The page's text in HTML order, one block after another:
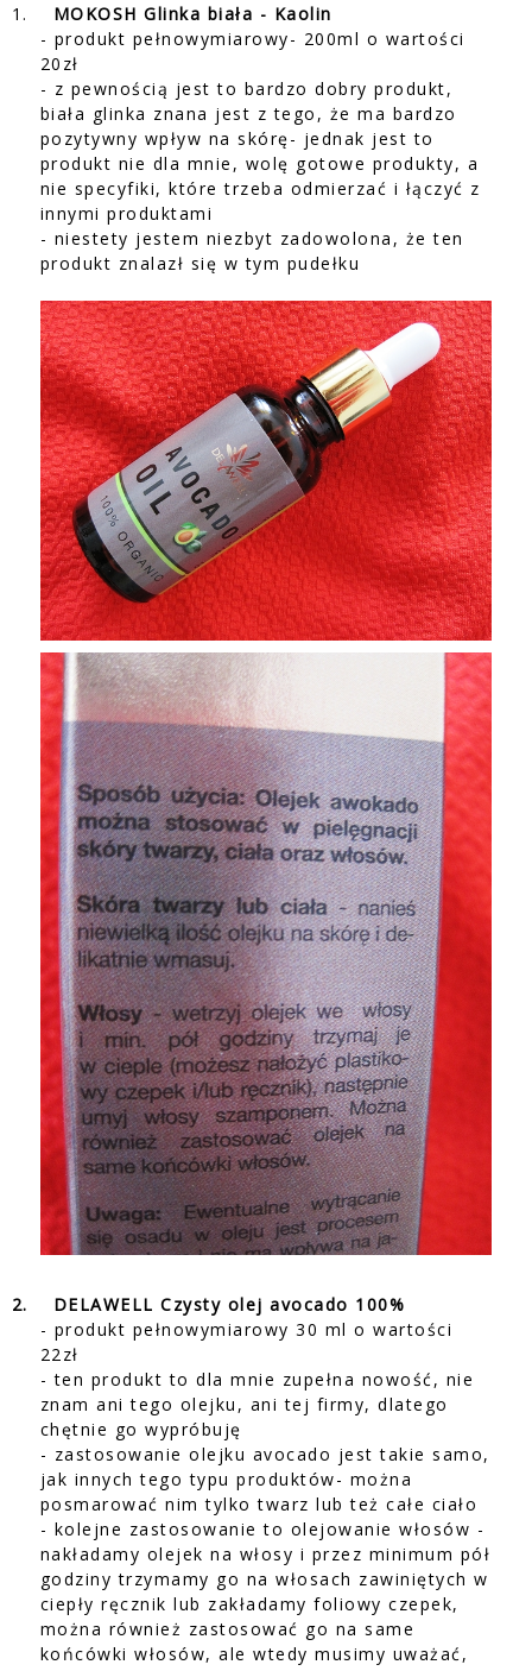
1.
MOKOSH Glinka biała - Kaolin
- produkt pełnowymiarowy- 200ml o wartości
20zł
- z pewnością jest to bardzo dobry produkt,
biała glinka znana jest z tego, że ma bardzo
pozytywny wpływ na skórę- jednak jest to
produkt nie dla mnie, wolę gotowe produkty, a
nie specyfiki, które trzeba odmierzać i łączyć z
innymi produktami
- niestety jestem niezbyt zadowolona, że ten
produkt znalazł się w tym pudełku
2.
DELAWELL Czysty olej avocado 100%
- produkt pełnowymiarowy 30 ml o wartości
22zł
- ten produkt to dla mnie zupełna nowość, nie
znam ani tego olejku, ani tej firmy, dlatego
chętnie go wypróbuję
- zastosowanie olejku avocado jest takie samo,
jak innych tego typu produktów- można
posmarować nim tylko twarz lub też całe ciało
- kolejne zastosowanie to olejowanie włosów -
nakładamy olejek na włosy i przez minimum pół
godziny trzymamy go na włosach zawiniętych w
ciepły ręcznik lub zakładamy foliowy czepek,
można również zastosować go na same
końcówki włosów, ale wtedy musimy uważać,